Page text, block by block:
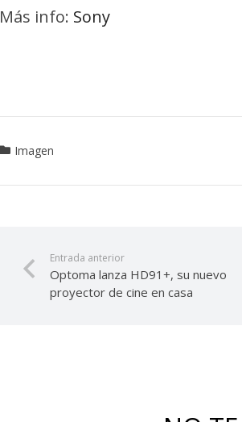
Más info: Sony
Imagen
Entrada anterior
Optoma lanza HD91+, su nuevo
proyector de cine en casa